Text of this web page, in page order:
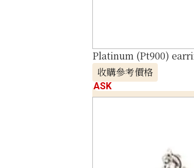
Platinum (Pt900)
收購參考價格
ASK